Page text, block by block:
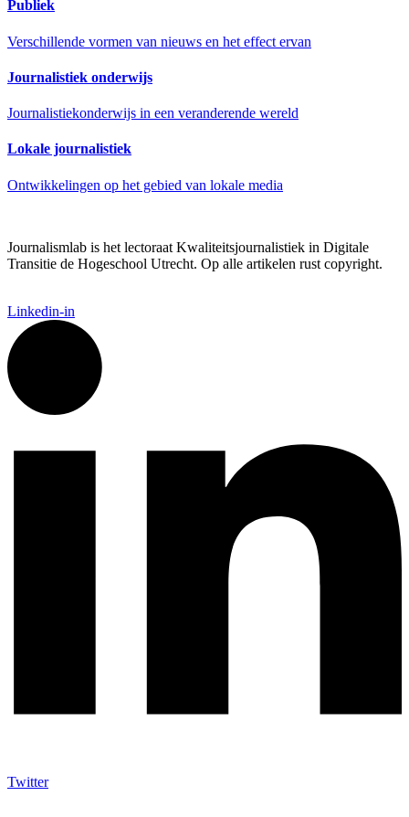
Publiek
Verschillende vormen van nieuws en het effect ervan
Journalistiek onderwijs
Journalistiekonderwijs in een veranderende wereld
Lokale journalistiek
Ontwikkelingen op het gebied van lokale media
Journalismlab is het lectoraat Kwaliteitsjournalistiek in Digitale
Transitie de Hogeschool Utrecht. Op alle artikelen rust copyright.
Linkedin-in
Twitter